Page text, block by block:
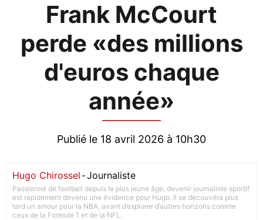
Frank McCourt
perde «des millions
d'euros chaque
année»
Publié le 18 avril 2026 à 10h30
Hugo Chirossel -Journaliste
Passionné de football depuis le plus jeune âge, devenir journaliste sportif
est rapidement devenu une évidence pour Hugo. Il se découvrira plus
tard un amour pour la NBA, avant d’explorer d’autres horizons comme
ceux de la Formule 1 et de la NFL.